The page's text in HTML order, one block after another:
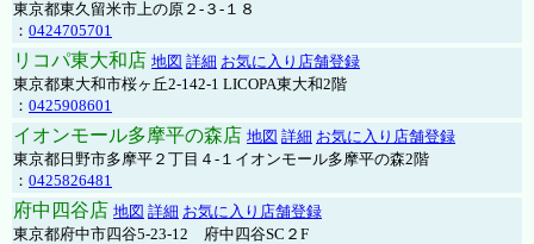
東京都東久留米市上の原２-３-１８
： 0424705701
リコパ東大和店 地図 詳細 お気に入り店舗登録
東京都東大和市桜ヶ丘2-142-1 LICOPA東大和2階
： 0425908601
イオンモール多摩平の森店 地図 詳細 お気に入り店舗登録
東京都日野市多摩平２丁目４-１イオンモール多摩平の森2階
： 0425826481
府中四谷店 地図 詳細 お気に入り店舗登録
東京都府中市四谷5-23-12 府中四谷SC２F